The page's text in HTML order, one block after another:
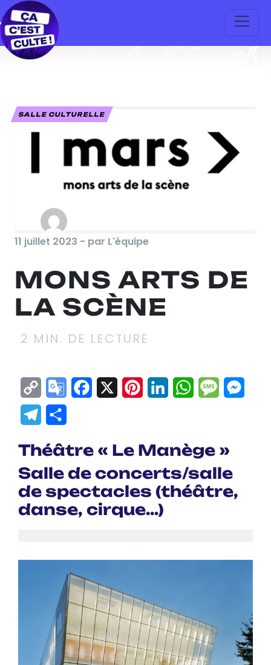
SALLE CULTURELLE
11 juillet 2023 - par L'équipe
MONS ARTS DE
LA SCÈNE
2 MIN. DE LECTURE
Copy
Link
GoogleFacebook
X Pinterest
LinkedInWhatsApp
Telegram
Théâtre « Le Manège »
Salle de concerts/salle
de spectacles (théâtre,
danse, cirque…)